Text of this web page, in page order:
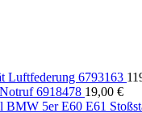
Luftfederung 6793163
6918478 19,00 €
BMW 5er E60 E61